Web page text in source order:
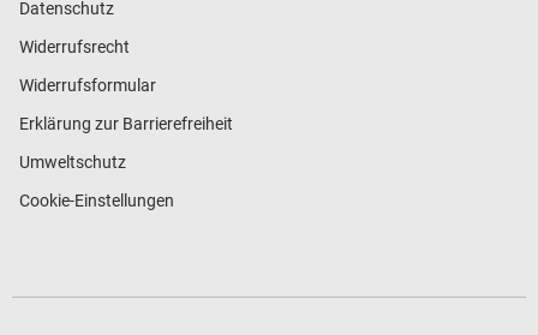
Datenschutz
Widerrufsrecht
Widerrufsformular
Erklärung zur Barrierefreiheit
Umweltschutz
Cookie-Einstellungen